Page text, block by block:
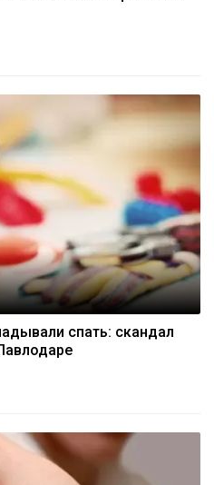
спать: скандал